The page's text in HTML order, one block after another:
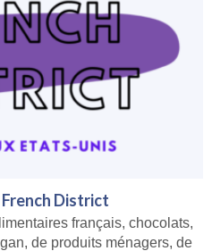
District
français, chocolats,
de produits ménagers, de